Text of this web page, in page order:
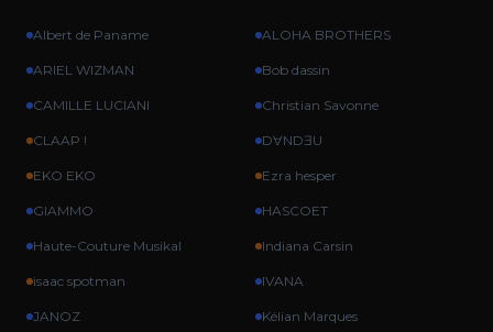
Albert de Paname ALOHA BROTHERS
ARIEL WIZMAN Bob dassin
CAMILLE LUCIANI Christian Savonne
CLAAP ! DⱯNDƎU
EKO EKO Ezra hesper
GIAMMO HASCOET
Haute-Couture Musikal Indiana Carsin
isaac spotman IVANA
JANOZ Kélian Marques